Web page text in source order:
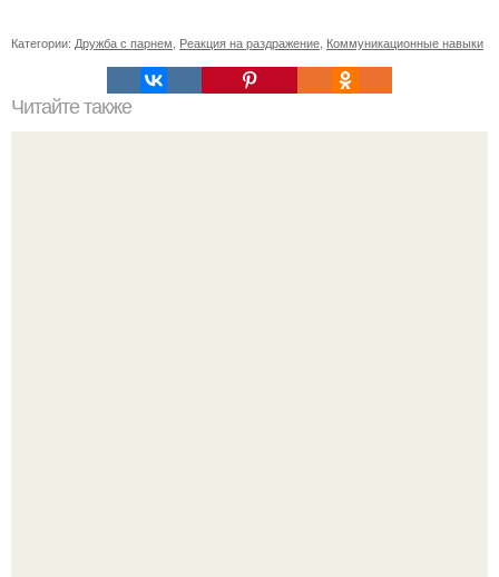
Категории: Дружба с парнем, Реакция на раздражение, Коммуникационные навыки
Читайте также